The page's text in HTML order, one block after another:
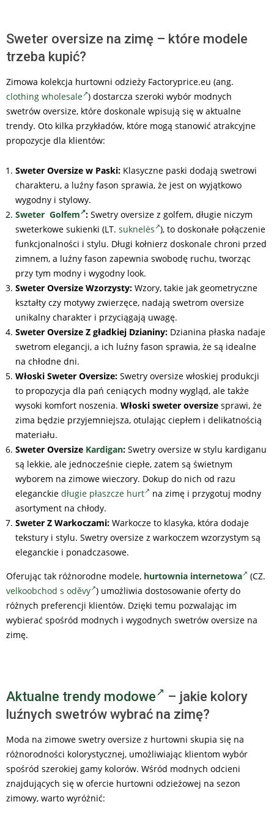
Sweter oversize na zimę – które modele
trzeba kupić?
Zimowa kolekcja hurtowni odzieży Factoryprice.eu (ang.
clothing wholesale ) dostarcza szeroki wybór modnych
swetrów oversize, które doskonale wpisują się w aktualne
trendy. Oto kilka przykładów, które mogą stanowić atrakcyjne
propozycje dla klientów:
Sweter Oversize w Paski: Klasyczne paski dodają swetrowi
charakteru, a luźny fason sprawia, że jest on wyjątkowo
wygodny i stylowy.
Sweter Golfem : Swetry oversize z golfem, długie niczym
sweterkowe sukienki (LT. suknelės ), to doskonałe połączenie
funkcjonalności i stylu. Długi kołnierz doskonale chroni przed
zimnem, a luźny fason zapewnia swobodę ruchu, tworząc
przy tym modny i wygodny look.
Sweter Oversize Wzorzysty: Wzory, takie jak geometryczne
kształty czy motywy zwierzęce, nadają swetrom oversize
unikalny charakter i przyciągają uwagę.
Sweter Oversize Z gładkiej Dzianiny: Dzianina płaska nadaje
swetrom elegancji, a ich luźny fason sprawia, że są idealne
na chłodne dni.
Włoski Sweter Oversize: Swetry oversize włoskiej produkcji
to propozycja dla pań ceniących modny wygląd, ale także
wysoki komfort noszenia. Włoski sweter oversize sprawi, że
zima będzie przyjemniejsza, otulając ciepłem i delikatnością
materiału.
Sweter Oversize Kardigan: Swetry oversize w stylu kardiganu
są lekkie, ale jednocześnie ciepłe, zatem są świetnym
wyborem na zimowe wieczory. Dokup do nich od razu
eleganckie długie płaszcze hurt
na zimę i przygotuj modny
asortyment na chłody.
Sweter Z Warkoczami: Warkocze to klasyka, która dodaje
tekstury i stylu. Swetry oversize z warkoczem wzorzystym są
eleganckie i ponadczasowe.
Oferując tak różnorodne modele, hurtownia internetowa
(CZ.
velkoobchod s oděvy ) umożliwia dostosowanie oferty do
różnych preferencji klientów. Dzięki temu pozwalając im
wybierać spośród modnych i wygodnych swetrów oversize na
zimę.
Aktualne trendy modowe
– jakie kolory
luźnych swetrów wybrać na zimę?
Moda na zimowe swetry oversize z hurtowni skupia się na
różnorodności kolorystycznej, umożliwiając klientom wybór
spośród szerokiej gamy kolorów. Wśród modnych odcieni
znajdujących się w ofercie hurtowni odzieżowej na sezon
zimowy, warto wyróżnić: